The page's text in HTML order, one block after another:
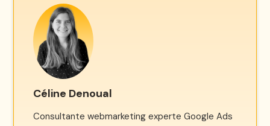
Céline Denoual
Consultante webmarketing experte Google Ads